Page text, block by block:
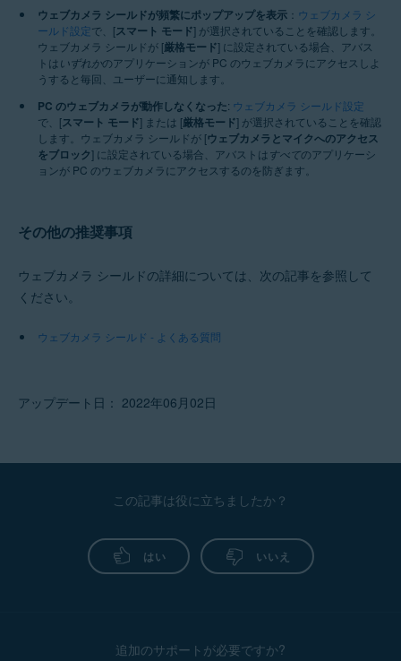
ウェブカメラ シールドが頻繁にポップアップを表示 ： ウェブカメラ シ
ールド設定で、[スマート モード] が選択されていることを確認します。
ウェブカメラ シールドが [厳格モード] に設定されている場合、アバス
トは いずれかのアプリケーションが PC のウェブカメラにアクセスしよ
うすると毎回、ユーザーに通知します。
PC のウェブカメラが動作しなくなった: ウェブカメラ シールド設定
で、[スマート モード] または [厳格モード] が選択されていることを確認
します。ウェブカメラ シールドが [ウェブカメラとマイクへのアクセス
をブロック] に設定されている場合、アバストは すべてのアプリケーシ
ョンが PC のウェブカメラにアクセスするのを防ぎます。
その他の推奨事項
ウェブカメラ シールドの詳細については、次の記事を参照して
ください。
ウェブカメラ シールド - よくある質問
アップデート日： 2022年06月02日
この記事は役に立ちましたか？
はい いいえ
追加のサポートが必要ですか?